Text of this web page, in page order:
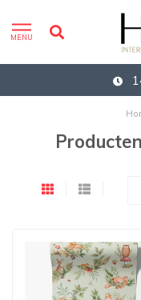
MENU